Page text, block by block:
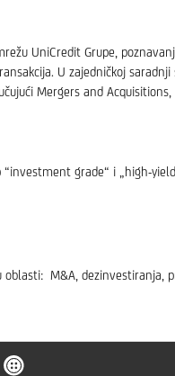
UniCredit Grupe,
U zajedničkoj
Mergers and Acquisitions,
grade“ i „high-
M&A, dezinvestiranja,